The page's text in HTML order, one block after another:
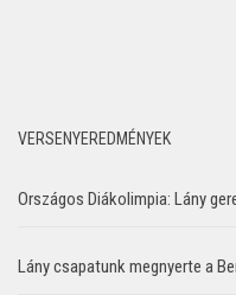
VERSENYEREDMÉNYEK
Országos Diákolimpia: Lány
Lány csapatunk megnyerte a